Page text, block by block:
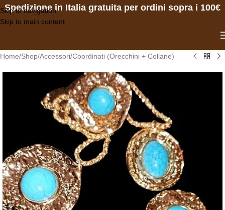
Skip to navigation
Skip to main content
Spedizione in Italia gratuita per ordini sopra i 100€
Home/Shop/Accessori/Coordinati (Orecchini + Collane)